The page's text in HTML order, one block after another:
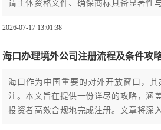
请主体资格文件、确保商标具备显著性
2026-07-17 13:01:38
海口办理境外公司注册流程及条件攻
海口作为中国重要的对外开放窗口，
注。本文旨在提供一份详尽的攻略，涵
投资者高效合规地完成注册。文章将深